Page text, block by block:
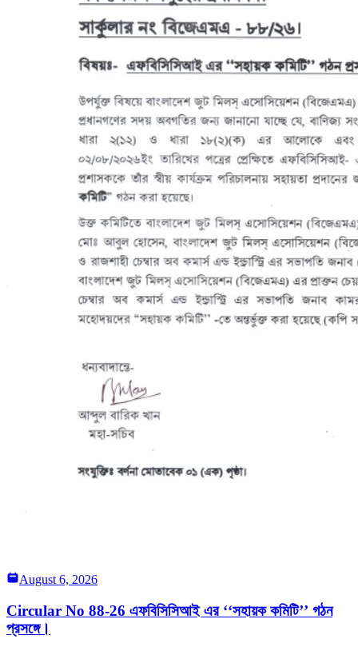
August 6, 2026
Circular No 88-26 এফবিসিসিআই এর ‘‘সহায়ক কমিটি’’ গঠন
প্রসঙ্গে।